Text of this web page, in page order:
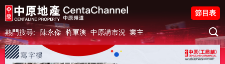
熱門搜尋: 陳永傑 將軍澳 中原講市況 業主
節目表